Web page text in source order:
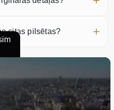
citas pilsētas?